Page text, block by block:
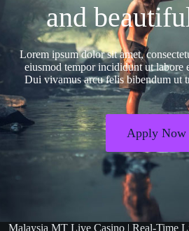
and
Lorem ipsum dolor sit amet,
eiusmod tempor incididunt ut labore
Dui vivamus arcu felis bibendum ut
Apply Now
Malaysia MT Live Casino | Real-Time